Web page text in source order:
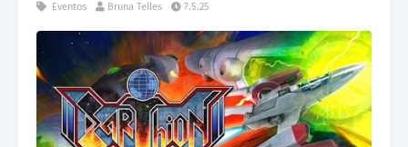
Eventos Bruna Telles 7.5.25